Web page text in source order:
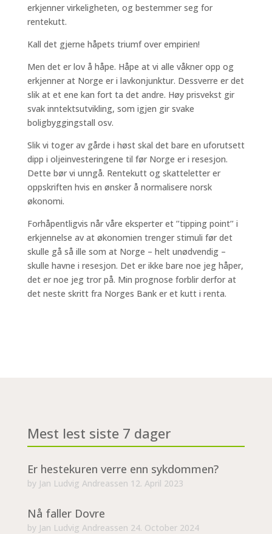
erkjenner virkeligheten, og bestemmer seg for
rentekutt.
Kall det gjerne håpets triumf over empirien!
Men det er lov å håpe. Håpe at vi alle våkner opp og
erkjenner at Norge er i lavkonjunktur. Dessverre er det
slik at et ene kan fort ta det andre. Høy prisvekst gir
svak inntektsutvikling, som igjen gir svake
boligbyggingstall osv.
Slik vi toger av gårde i høst skal det bare en uforutsett
dipp i oljeinvesteringene til før Norge er i resesjon.
Dette bør vi unngå. Rentekutt og skatteletter er
oppskriften hvis en ønsker å normalisere norsk
økonomi.
Forhåpentligvis når våre eksperter et ’’tipping point’’ i
erkjennelse av at økonomien trenger stimuli før det
skulle gå så ille som at Norge – helt unødvendig –
skulle havne i resesjon. Det er ikke bare noe jeg håper,
det er noe jeg tror på. Min prognose forblir derfor at
det neste skritt fra Norges Bank er et kutt i renta.
Mest lest siste 7 dager
Er hestekuren verre enn sykdommen?
by Jan Ludvig Andreassen 12. April 2023
Nå faller Dovre
by Jan Ludvig Andreassen 24. October 2024